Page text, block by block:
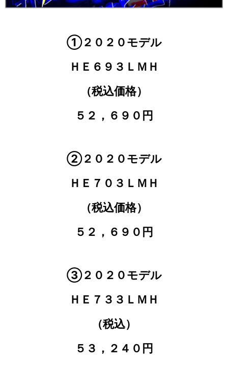
①２０２０モデル
ＨＥ６９３ＬＭＨ
（税込価格）
５２，６９０円
②２０２０モデル
ＨＥ７０３ＬＭＨ
（税込価格）
５２，６９０円
③２０２０モデル
ＨＥ７３３ＬＭＨ
（税込）
５３，２４０円